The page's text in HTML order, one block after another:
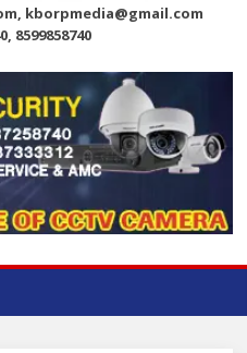
kborpmedia@gmail.com
8599858740